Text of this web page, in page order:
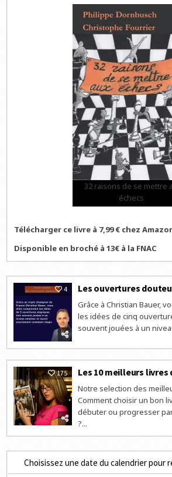
32 raisons de se mettre
échecs
Télécharger ce livre à 7,99 € chez
Disponible en broché à 13€ à la FNAC
4 Les ouvertures
Grâce à Christian Bauer,
les idées de cinq
souvent jouées à un
175 Les 10 meilleurs livres
Notre selection des
Comment choisir un bon
débuter ou progresser
?...
Choisissez une date du calendrier pour